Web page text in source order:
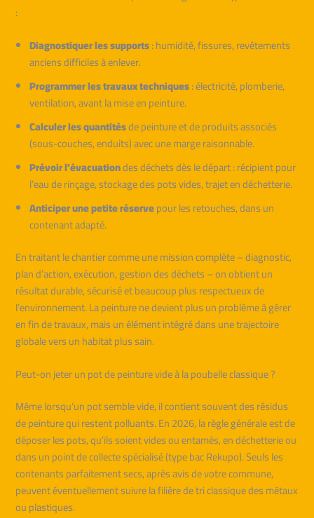
:
Diagnostiquer les supports: humidité, fissures, revêtements
anciens difficiles à enlever.
Programmer les travaux techniques: électricité, plomberie,
ventilation, avant la mise en peinture.
Calculer les quantitésde peinture et de produits associés
(sous-couches, enduits) avec une marge raisonnable.
Prévoir l’évacuationdes déchets dès le départ : récipient pour
l’eau de rinçage, stockage des pots vides, trajet en déchetterie.
Anticiper une petite réservepour les retouches, dans un
contenant adapté.
En traitant le chantier comme une mission complète – diagnostic,
plan d’action, exécution, gestion des déchets – on obtient un
résultat durable, sécurisé et beaucoup plus respectueux de
l’environnement. La peinture ne devient plus un problème à gérer
en fin de travaux, mais un élément intégré dans une trajectoire
globale vers un habitat plus sain.
Peut-on jeter un pot de peinture vide à la poubelle classique ?
Même lorsqu’un pot semble vide, il contient souvent des résidus
de peinture qui restent polluants. En 2026, la règle générale est de
déposer les pots, qu’ils soient vides ou entamés, en déchetterie ou
dans un point de collecte spécialisé (type bac Rekupo). Seuls les
contenants parfaitement secs, après avis de votre commune,
peuvent éventuellement suivre la filière de tri classique des métaux
ou plastiques.